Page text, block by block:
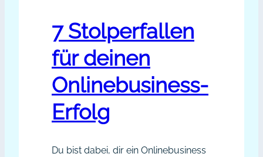
Oder aber du versuchst, etwas…
Mail-
Marketing
7 Stolperfallen
für deinen
Onlinebusiness-
Erfolg
Du bist dabei, dir ein Onlinebusiness